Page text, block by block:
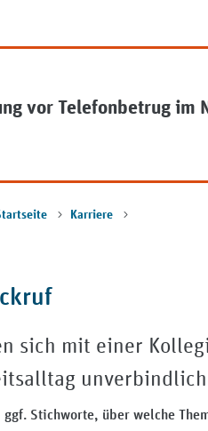
vor Telefonbetrug im
Karriere
sich mit einer
ggf. Stichworte, über welche